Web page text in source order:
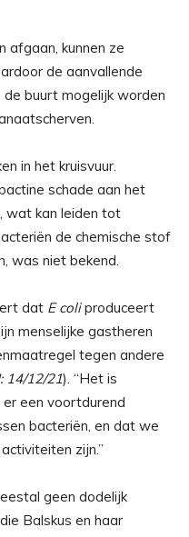
afgaan, kunnen ze
de aanvallende
de buurt mogelijk worden
in het kruisvuur.
schade aan het
wat kan leiden tot
de chemische stof
was niet bekend.
dat E coliproduceert
menselijke gastheren
tegen andere
14/12/21). “Het is
een voortdurend
bacteriën, en dat we
zijn.”
geen dodelijk
Balskus en haar